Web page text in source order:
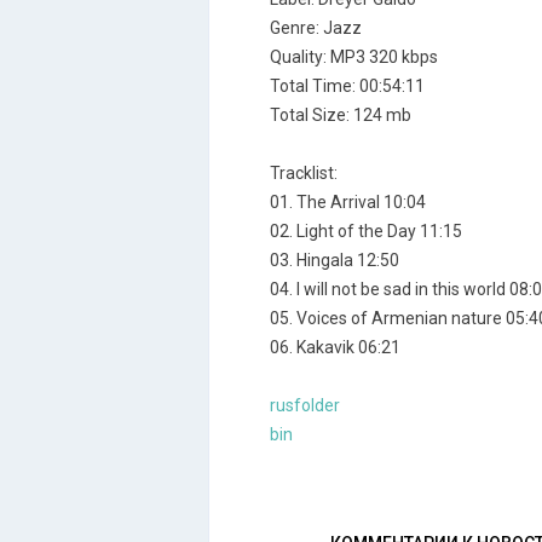
Genre: Jazz
Quality: MP3 320 kbps
Total Time: 00:54:11
Total Size: 124 mb
Tracklist:
01. The Arrival 10:04
02. Light of the Day 11:15
03. Hingala 12:50
04. I will not be sad in this world
05. Voices of Armenian nature
06. Kakavik 06:21
rusfolder
bin